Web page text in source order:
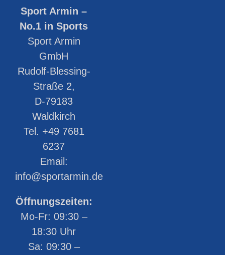
Sport Armin –
No.1 in Sports
Sport Armin
GmbH
Rudolf-Blessing-
Straße 2,
D-79183
Waldkirch
Tel. +49 7681
6237
Email:
info@sportarmin.de
Öffnungszeiten:
Mo-Fr: 09:30 –
18:30 Uhr
Sa: 09:30 –